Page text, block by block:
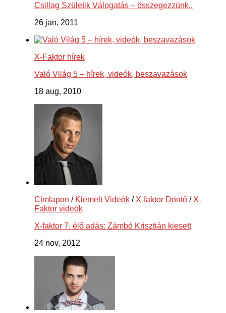
Csillag Születik Válogatás – összegezzünk..
26 jan, 2011
X-Faktor hírek
Való Világ 5 – hírek, videók, beszavazások
18 aug, 2010
Címlapon / Kiemelt Videók / X-faktor Döntő / X-
Faktor videók
X-faktor 7. élő adás: Zámbó Krisztián kiesett
24 nov, 2012